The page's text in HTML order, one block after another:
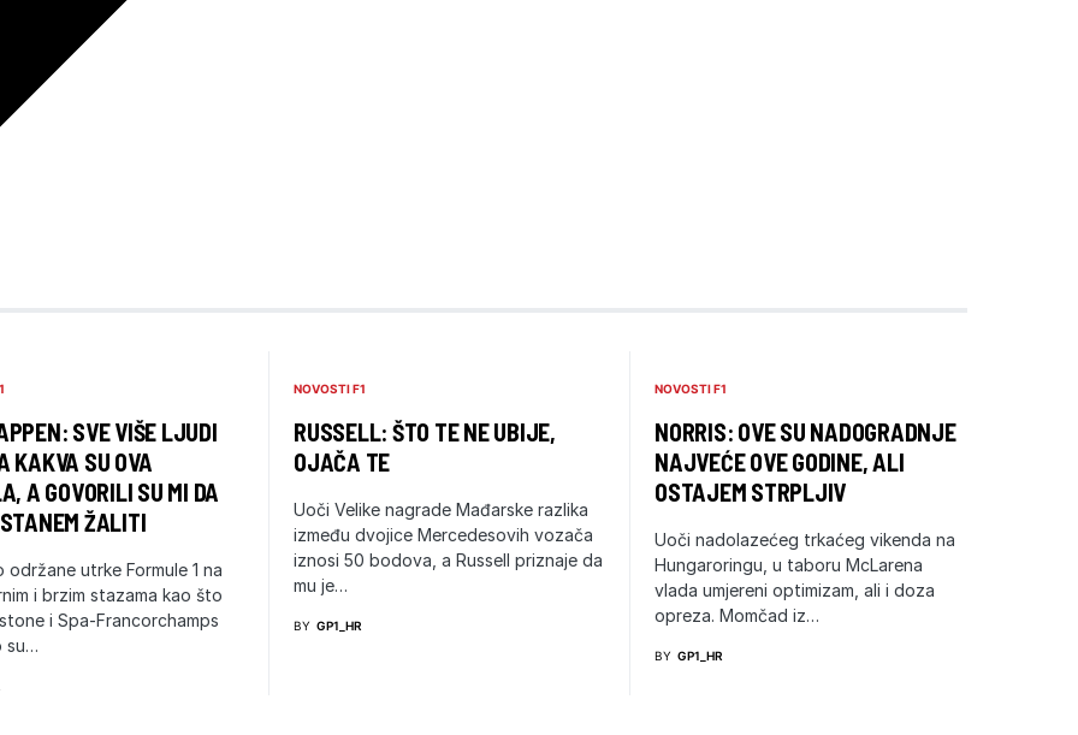
SVE VIŠE LJUDI
KAKVA SU OVA
A GOVORILI SU MI DA
ŽALITI
održane utrke Formule 1 na
i brzim stazama kao što
i Spa-Francorchamps
su…
NOVOSTI F1
RUSSELL: ŠTO TE NE UBIJE,
OJAČA TE
Uoči Velike nagrade Mađarske razlika
između dvojice Mercedesovih vozača
iznosi 50 bodova, a Russell priznaje da
mu je…
BY GP1_HR
NOVOSTI F1
NORRIS: OVE SU NADOGRADNJE
NAJVEĆE OVE GODINE, ALI
OSTAJEM STRPLJIV
Uoči nadolazećeg trkaćeg vikenda na
Hungaroringu, u taboru McLarena
vlada umjereni optimizam, ali i doza
opreza. Momčad iz…
BY GP1_HR